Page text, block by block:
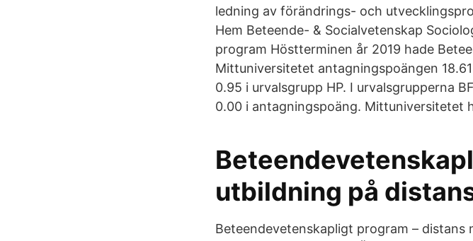
ledning av förändrings- och
Hem Beteende- & Socialvetenskap
program Höstterminen år 2019 hade
Mittuniversitetet antagningspoängen
0.95 i urvalsgrupp HP. I urvalsgrupperna
0.00 i antagningspoäng. Mittuniversitetet
utbildning på
Beteendevetenskapligt program – distans